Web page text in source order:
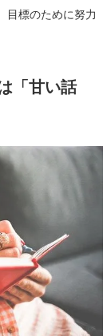
目標のために努力
「甘い話